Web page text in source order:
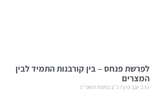
לפרשת פנחס – בין קורבנות התמיד לבין
המצרים
הרב יוגב כהן כ״ב בתמוז תשפ״ה